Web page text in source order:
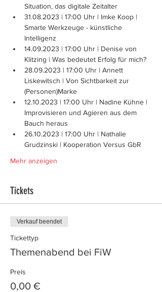
Situation, das digitale Zeitalter
31.08.2023 | 17:00 Uhr | Imke Koop |
Smarte Werkzeuge - künstliche
Intelligenz
14.09.2023 | 17:00 Uhr | Denise von
Klitzing | Was bedeutet Erfolg für mich?
28.09.2023 | 17:00 Uhr | Annett
Liskewitsch | Von Sichtbarkeit zur
(Personen)Marke
12.10.2023 | 17:00 Uhr | Nadine Kühne |
Improvisieren und Agieren aus dem
Bauch heraus
26.10.2023 | 17:00 Uhr | Nathalie
Grudzinski | Kooperation Versus GbR
Mehr anzeigen
Tickets
Verkauf beendet
Tickettyp
Themenabend bei FiW
Preis
0,00 €